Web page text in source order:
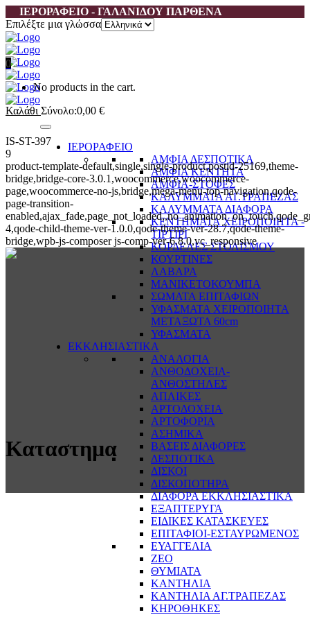
ΙΕΡΟΡΑΦΕΙΟ - ΓΑΛΑΝΙΔΟΥ ΠΑΡΘΕΝΑ
Επιλέξτε μια γλώσσα
0
No products in the cart.
Καλάθι Σύνολο:0,00 €
ΙΕΡΟΡΑΦΕΙΟ
ΑΜΦΙΑ ΔΕΣΠΟΤΙΚΑ
ΑΜΦΙΑ ΚΕΝΤΗΤΑ
ΑΜΦΙΑ-ΣΤΟΦΕΣ
ΚΑΛΥΜΜΑΤΑ ΑΓ.ΤΡΑΠΕΖΑΣ
ΚΑΛΥΜΜΑΤΑ ΔΙΑΦΟΡΑ
ΚΕΝΤΗΜΑΤΑ ΧΕΙΡΟΠΟΙΗΤΑ -
ΤΙΡΤΙΡΙ
ΚΟΡΔΕΛΕΣ ΣΤΟΛΙΣΜΟΥ
ΚΟΥΡΤΙΝΕΣ
ΛΑΒΑΡΑ
ΜΑΝΙΚΕΤΟΚΟΥΜΠΑ
ΣΩΜΑΤΑ ΕΠΙΤΑΦΙΩΝ
ΥΦΑΣΜΑΤΑ ΧΕΙΡΟΠΟΙΗΤΑ
ΜΕΤΑΞΩΤΑ 60cm
ΥΦΑΣΜΑΤΑ
ΕΚΚΛΗΣΙΑΣΤΙΚΑ
ΑΝΑΛΟΓΙΑ
ΑΝΘΟΔΟΧΕΙΑ-
ΑΝΘΟΣΤΗΛΕΣ
ΑΠΛΙΚΕΣ
ΑΡΤΟΔΟΧΕΙΑ
ΑΡΤΟΦΟΡΙΑ
ΑΣΗΜΙΚΑ
ΒΑΣΕΙΣ ΔΙΑΦΟΡΕΣ
ΔΕΣΠΟΤΙΚΑ
ΔΙΣΚΟΙ
ΔΙΣΚΟΠΟΤΗΡΑ
ΔΙΑΦΟΡΑ ΕΚΚΛΗΣΙΑΣΤΙΚΑ
ΕΞΑΠΤΕΡΥΓΑ
ΕΙΔΙΚΕΣ ΚΑΤΑΣΚΕΥΕΣ
ΕΠΙΤΑΦΙΟΙ-ΕΣΤΑΥΡΩΜΕΝΟΣ
ΕΥΑΓΓΕΛΙΑ
ΖΕΟ
ΘΥΜΙΑΤΑ
ΚΑΝΤΗΛΙΑ
ΚΑΝΤΗΛΙΑ ΑΓ.ΤΡΑΠΕΖΑΣ
ΚΗΡΟΘΗΚΕΣ
IS-ST-397
9
product-template-default,single,single-product,postid-25169,theme-
bridge,bridge-core-3.0.1,woocommerce,woocommerce-
page,woocommerce-no-js,bridge,mega-menu-top-navigation,qode-
page-transition-
4,qode-child-theme-ver-1.0.0,qode-theme-ver-28.7,qode-theme-
bridge,wpb-js-composer js-comp-ver-6.8.0,vc_responsive
Καταστημα